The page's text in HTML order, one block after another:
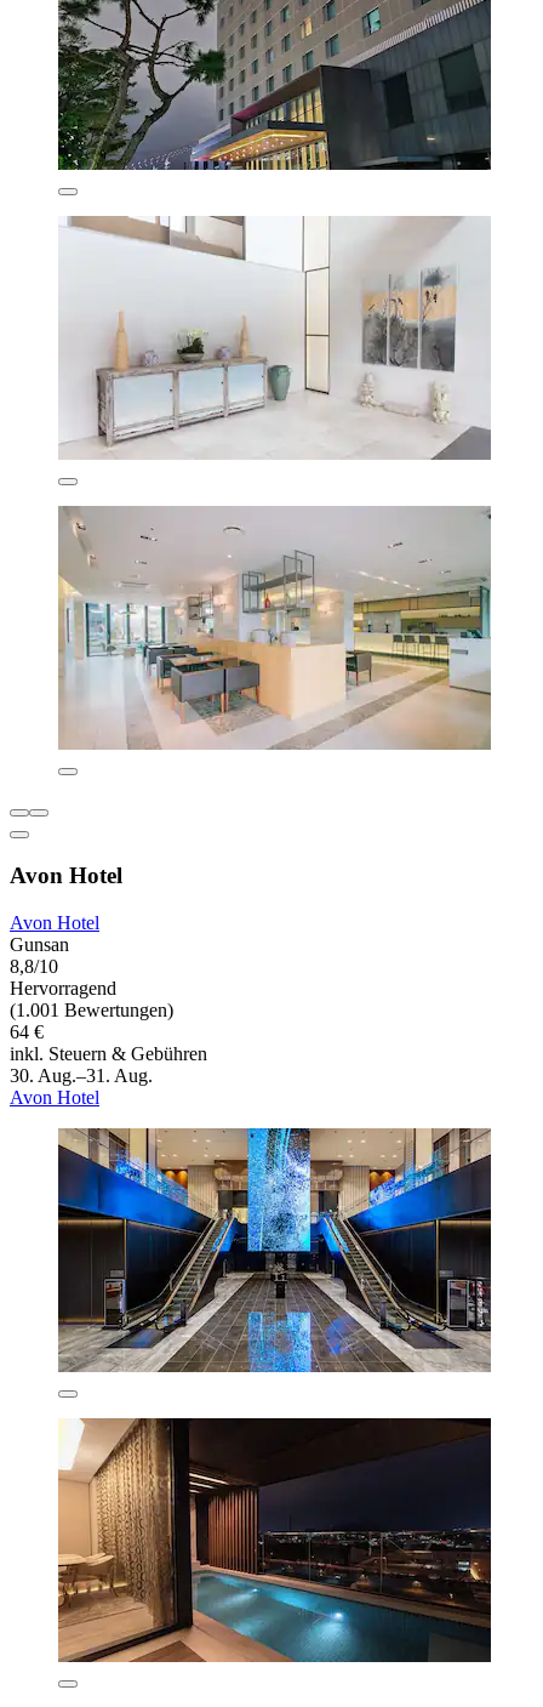
Avon Hotel
Avon Hotel
Gunsan
8,8/10
Hervorragend
(1.001 Bewertungen)
64 €
inkl. Steuern & Gebühren
30. Aug.–31. Aug.
Avon Hotel